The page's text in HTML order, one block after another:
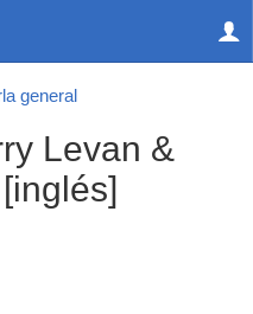
general
Levan &